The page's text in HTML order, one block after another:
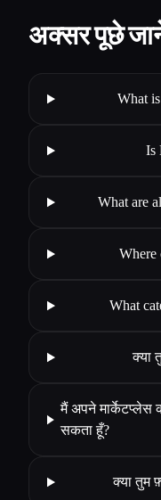
अक्सर पूछे
What
Is
What are
Where
What
क्या
मैं अपने मार्केटप्लेस
सकता हूँ?
क्या तुम